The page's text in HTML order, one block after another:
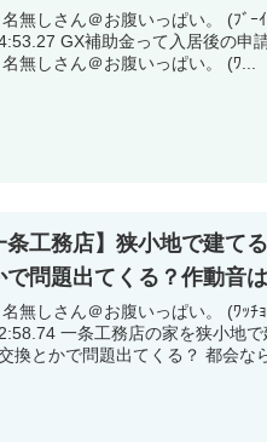
無しさん＠お腹いっぱい。 (ﾌﾞｰｲﾓ MM19-
居後の申請よな？ 予算尽きそうで怖い
無しさん＠お腹いっぱい。 (ﾜ...
条工務店】狭小地で建て
で問題出てくる？作動音
無しさん＠お腹いっぱい。 (ﾜｯﾁｮｲ 6da1-v/
狭小地で建てるって無謀？ エコキュー
換とかで問題出てくる？ 都会な